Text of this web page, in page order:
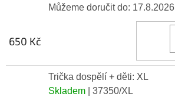
Můžeme doručit do: 17.8.2026
650 Kč
Trička dospělí + děti: XL
Skladem
| 37350/XL